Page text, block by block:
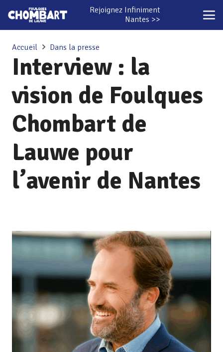
Rejoignez Infiniment
Nantes >>
Accueil Dans la presse
Interview : la
vision de Foulques
Chombart de
Lauwe pour
l’avenir de Nantes